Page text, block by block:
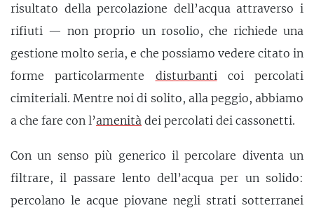
risultato della percolazione dell’acqua attraverso i
rifiuti — non proprio un rosolio, che richiede una
gestione molto seria, e che possiamo vedere citato in
forme particolarmente disturbanti coi percolati
cimiteriali. Mentre noi di solito, alla peggio, abbiamo
a che fare con l’amenità dei percolati dei cassonetti.
Con un senso più generico il percolare diventa un
filtrare, il passare lento dell’acqua per un solido:
percolano le acque piovane negli strati sotterranei